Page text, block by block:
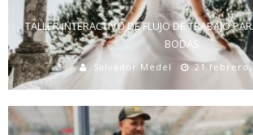
TALLER INTERACTIVO DE FLUJO DE TRABAJO
BODAS
Salvador Medel 21 febrero,